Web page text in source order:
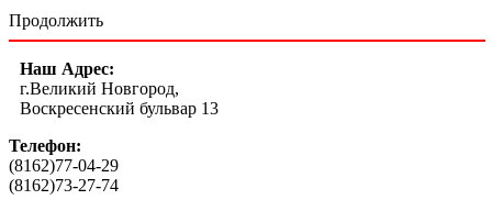
Продолжить
Наш Адрес:
г.Великий Новгород,
Воскресенский бульвар 13
Телефон:
(8162)77-04-29
(8162)73-27-74